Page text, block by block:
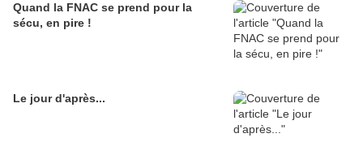
Quand la FNAC se prend pour la
sécu, en pire !
Le jour d'après...